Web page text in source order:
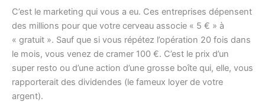
C’est le marketing qui vous a eu. Ces entreprises dépensent
des millions pour que votre cerveau associe « 5 € » à
« gratuit ». Sauf que si vous répétez l’opération 20 fois dans
le mois, vous venez de cramer 100 €. C’est le prix d’un
super resto ou d’une action d’une grosse boîte qui, elle, vous
rapporterait des dividendes (le fameux loyer de votre
argent).